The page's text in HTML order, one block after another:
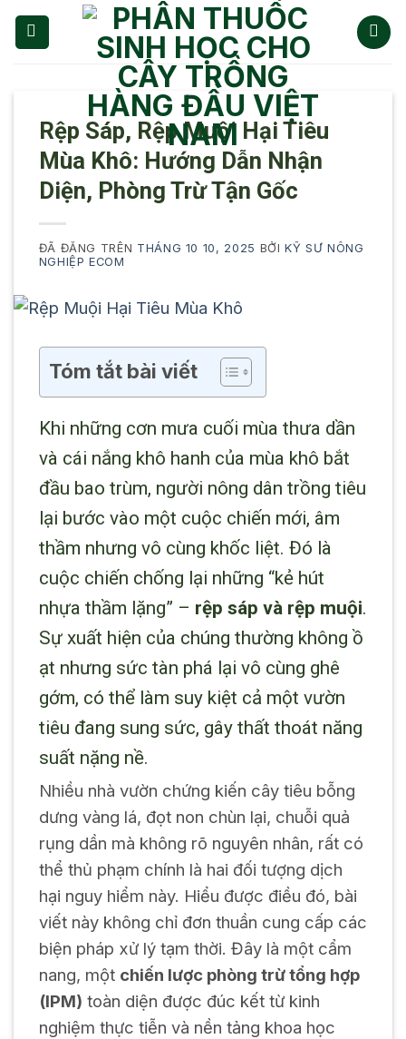
Chuyển
đến
Rệp Sáp, Rệp Muội Hại Tiêu
Mùa Khô: Hướng Dẫn Nhận
Diện, Phòng Trừ Tận Gốc
ĐÃ ĐĂNG TRÊN THÁNG 10 10, 2025 BỞIKỸ SƯ NÔNG
NGHIỆP ECOM
Tóm tắt bài viết
Khi những cơn mưa cuối mùa thưa dần
và cái nắng khô hanh của mùa khô bắt
đầu bao trùm, người nông dân trồng tiêu
lại bước vào một cuộc chiến mới, âm
thầm nhưng vô cùng khốc liệt. Đó là
cuộc chiến chống lại những “kẻ hút
nhựa thầm lặng” – rệp sáp và rệp muội.
Sự xuất hiện của chúng thường không ồ
ạt nhưng sức tàn phá lại vô cùng ghê
gớm, có thể làm suy kiệt cả một vườn
tiêu đang sung sức, gây thất thoát năng
suất nặng nề.
Nhiều nhà vườn chứng kiến cây tiêu bỗng
dưng vàng lá, đọt non chùn lại, chuỗi quả
rụng dần mà không rõ nguyên nhân, rất có
thể thủ phạm chính là hai đối tượng dịch
hại nguy hiểm này. Hiểu được điều đó, bài
viết này không chỉ đơn thuần cung cấp các
biện pháp xử lý tạm thời. Đây là một cẩm
nang, một chiến lược phòng trừ tổng hợp
(IPM) toàn diện được đúc kết từ kinh
nghiệm thực tiễn và nền tảng khoa học